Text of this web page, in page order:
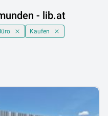
- lib.at
Kaufen